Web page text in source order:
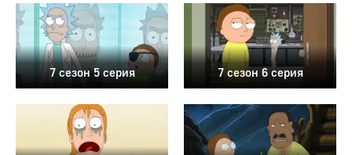
7 сезон 5 серия 7 сезон 6 серия